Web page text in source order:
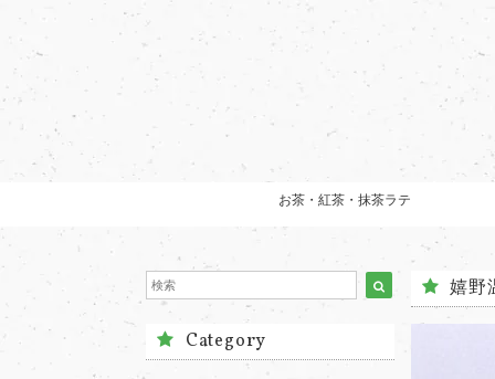
お茶・紅茶・抹茶ラテ
Category
嬉野